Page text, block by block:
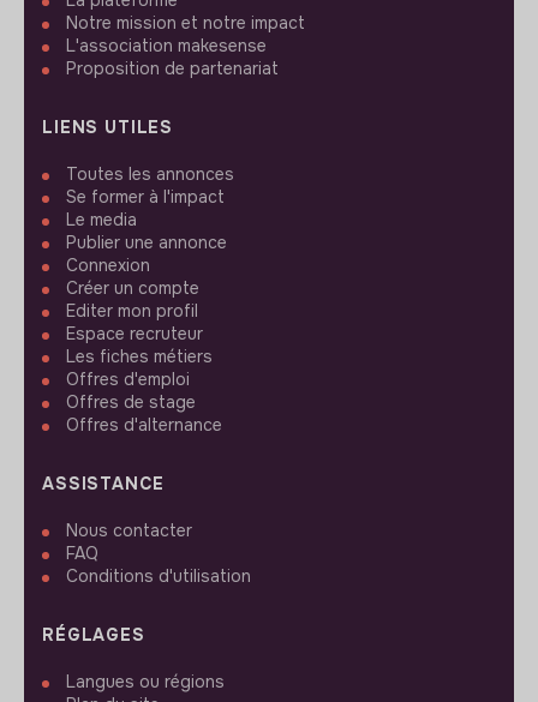
Notre mission et notre impact
L'association makesense
Proposition de partenariat
LIENS UTILES
Toutes les annonces
Se former à l'impact
Le media
Publier une annonce
Connexion
Créer un compte
Editer mon profil
Espace recruteur
Les fiches métiers
Offres d'emploi
Offres de stage
Offres d'alternance
ASSISTANCE
Nous contacter
FAQ
Conditions d'utilisation
RÉGLAGES
Langues ou régions